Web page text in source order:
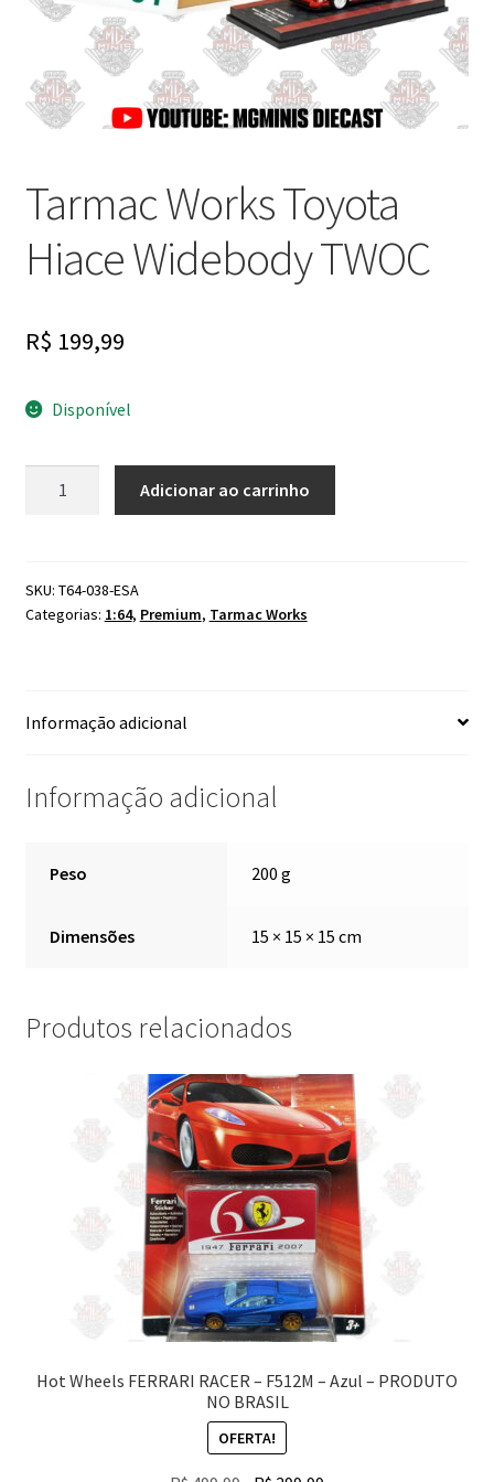
Finalizar Compra
Dúvidas
Tarmac Works Toyota
Hiace Widebody TWOC
R$ 199,99
Disponível
Widebody
TWOC
Adicionar ao carrinho
SKU: T64-038-ESA
Categorias: 1:64, Premium, Tarmac Works
Informação adicional
Informação adicional
Peso 200 g
Dimensões 15 × 15 × 15 cm
Produtos relacionados
Hot Wheels FERRARI RACER – F512M – Azul – PRODUTO
NO BRASIL
OFERTA!